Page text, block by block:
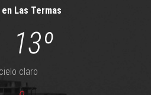
Las Termas
13º
cielo claro